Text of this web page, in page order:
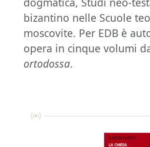
bizantino nelle Scuole
moscovite. Per EDB è
opera in cinque volumi
ortodossa.